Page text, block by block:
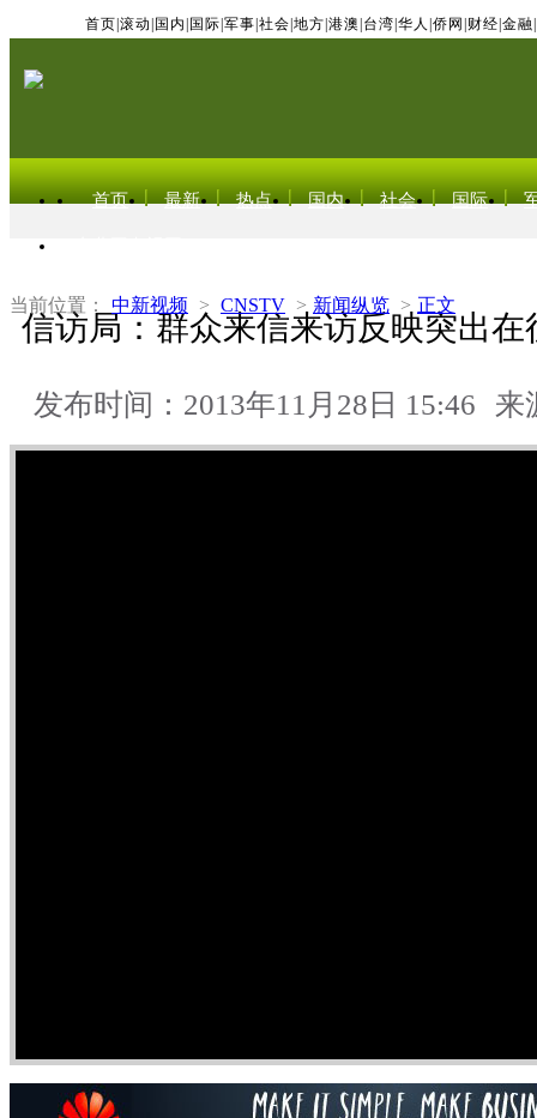
首页 滚动 国内 国际 军事 社会 地方 港澳 台湾 华人 侨网 财经 金融
首页 最新 热点 国内 社会 国际
当前位置： 中新视频 > CNSTV > 新闻纵览 > 正文
信访局：群众来信来访反映突出在
发布时间：2013年11月28日 15:46 来